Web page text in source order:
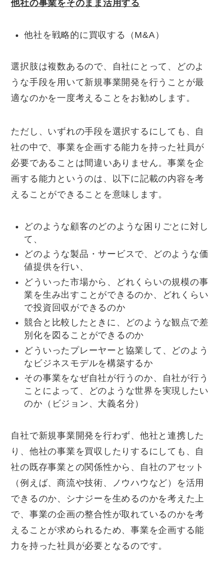
他社の事業をそのまま活用する
他社を戦略的に買収する（M&A）
選択肢は複数あるので、自社にとって、どのよ
うな手段を用いて新規事業開発を行うことが最
適なのかを一度考えることをお勧めします。
ただし、いずれの手段を選択するにしても、自
社の中で、事業を企画する能力を持った社員が
必要であることは間違いありません。事業を企
画する能力というのは、以下に記載の内容を考
えることができることを意味します。
どのような顧客のどのような困りごとに対し
て、
どのような製品・サービスで、どのような価
値提供を行い、
どういった市場から、どれくらいの規模の事
業を生み出すことができるのか、どれくらい
で投資回収ができるのか
競合と比較したときに、どのような観点で差
別化を図ることができるのか
どういったプレーヤーと協業して、どのよう
なビジネスモデルを構築するか
その事業をなぜ自社が行うのか、自社が行う
ことによって、どのような世界を実現したい
のか（ビジョン、大義名分）
自社で新規事業開発を行わず、他社と連携した
り、他社の事業を買収したりするにしても、自
社の既存事業との関係性から、自社のアセット
（例えば、商流や技術、ノウハウなど）を活用
できるのか、シナジーを生めるのかを考えた上
で、事業の企画の整合性が取れているのかを考
えることが求められるため、事業を企画する能
力を持った社員が必要となるのです。